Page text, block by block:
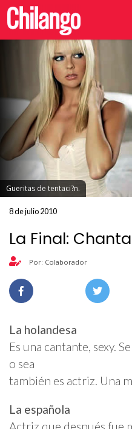
Gueritas de tentaci?n.
8 de julio 2010
La Final:
Por: Colaborador
La holandesa
Es una cantante, sexy.
o sea
también es actriz. Una
La española
Actriz que después fue